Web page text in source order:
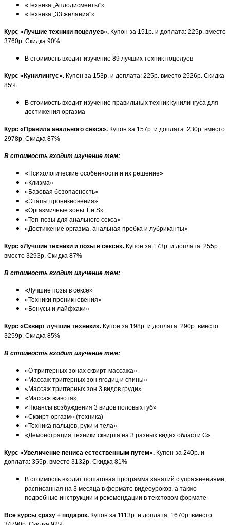
«Техника „Аплодисменты"»
«Техника „33 желания"»
Курс «Лучшие техники поцелуев». Купон за 151р. и доплата: 225р. вместо
3760р. Скидка 90%
В стоимость входит изучение 89 лучших техник поцелуев
Курс «Кунилингус». Купон за 153р. и доплата: 225р. вместо 2526р. Скидка
85%
В стоимость входит изучение правильных техник кунилингуса для
достижения оргазма
Курс «Правила анального секса». Купон за 157р. и доплата: 230р. вместо
2978р. Скидка 87%
В стоимость входит изучение тем:
«Психологические особенности и их решение»
«Клизма»
«Базовая безопасность»
«Этапы проникновения»
«Оргазмичные зоны T и S»
«Топ-позы для анального секса»
«Достижение оргазма, анальная пробка и лубриканты»
Курс «Лучшие техники и позы в сексе». Купон за 173р. и доплата: 255р.
вместо 3293р. Скидка 87%
В стоимость входит изучение тем:
«Лучшие позы в сексе»
«Техники проникновения»
«Бонусы и лайфхаки»
Курс «Сквирт лучшие техники». Купон за 198р. и доплата: 290р. вместо
3259р. Скидка 85%
В стоимость входит изучение тем:
«О триггерных зонах сквирт-массажа»
«Массаж триггерных зон ягодиц и спины»
«Массаж триггерных зон 3 видов груди»
«Массаж живота»
«Нюансы возбуждения 3 видов половых губ»
«Сквирт-оргазм» (техника)
«Техника пальцев, руки и тела»
«Демонстрация техники сквирта на 3 разных видах области G»
Курс «Увеличение пениса естественным путем». Купон за 240р. и
доплата: 355р. вместо 3132р. Скидка 81%
В стоимость входит пошаговая программа занятий с упражнениями,
расписанная на 3 месяца в формате видеоуроков, а также
подробные инструкции и рекомендации в текстовом формате
Все курсы сразу + подарок. Купон за 1113р. и доплата: 1670р. вместо